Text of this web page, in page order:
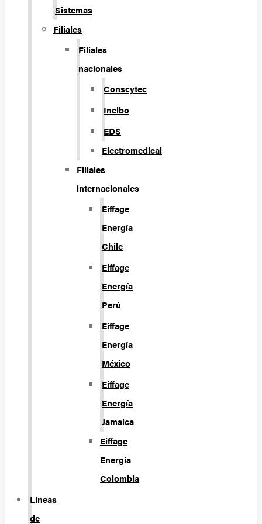
Sistemas
Filiales
Filiales
nacionales
Conscytec
Inelbo
EDS
Electromedical
Filiales
internacionales
Eiffage
Energía
Chile
Eiffage
Energía
Perú
Eiffage
Energía
México
Eiffage
Energía
Jamaica
Eiffage
Energía
Colombia
Líneas
de